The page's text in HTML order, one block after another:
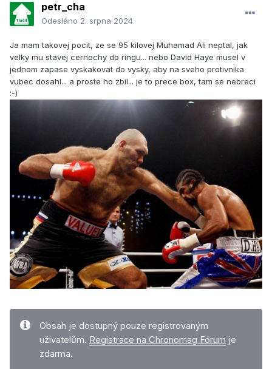
petr_cha
Odesláno 2. srpna 2024
Ja mam takovej pocit, ze se 95 kilovej Muhamad Ali neptal, jak
velky mu stavej cernochy do ringu... nebo David Haye musel v
jednom zapase vyskakovat do vysky, aby na sveho protivnika
vubec dosahl... a proste ho zbil... je to prece box, tam se nebreci
:-)
Obsah je dostupný pouze registrovaným
uživatelům. Registrace na Chronomag Fórum je
zdarma.